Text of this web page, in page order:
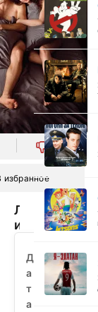
0
избранное
Любовь
и
лекарства
(2010)
смотреть
бесплатно
Д
а
т
а